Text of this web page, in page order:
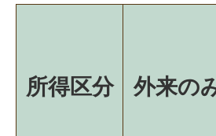
所得区分 外来の